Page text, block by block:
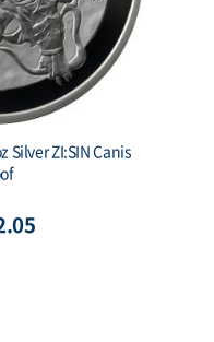
Silver Tiger Proof
& COA)